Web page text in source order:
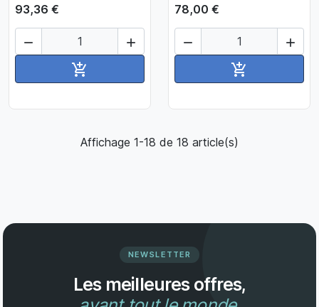
93,36 €
 

78,00 €
 

Affichage 1-18 de 18 article(s)
NEWSLETTER
Les meilleures offres,